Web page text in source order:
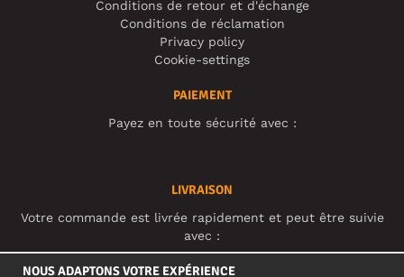
Conditions de retour et d'échange
Conditions de réclamation
Privacy policy
Cookie-settings
PAIEMENT
Payez en toute sécurité avec :
LIVRAISON
Votre commande est livrée rapidement et peut être suivie
avec :
NOUS ADAPTONS VOTRE EXPÉRIENCE